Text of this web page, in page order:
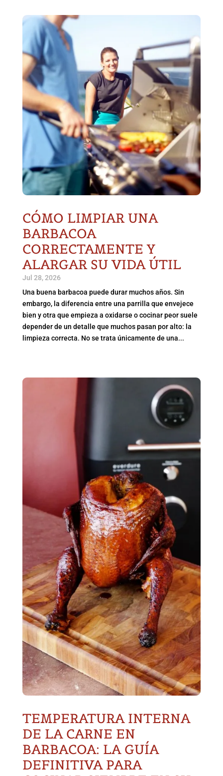
CÓMO LIMPIAR UNA
BARBACOA
CORRECTAMENTE Y
ALARGAR SU VIDA ÚTIL
Jul 28, 2026
Una buena barbacoa puede durar muchos años. Sin
embargo, la diferencia entre una parrilla que envejece
bien y otra que empieza a oxidarse o cocinar peor suele
depender de un detalle que muchos pasan por alto: la
limpieza correcta. No se trata únicamente de una...
TEMPERATURA INTERNA
DE LA CARNE EN
BARBACOA: LA GUÍA
DEFINITIVA PARA